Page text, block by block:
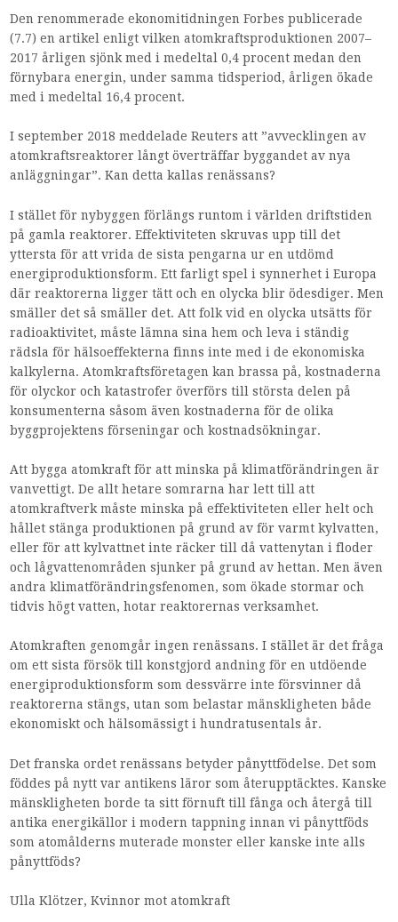
Den renommerade ekonomitidningen Forbes publicerade
(7.7) en artikel enligt vilken atomkraftsproduktionen 2007–
2017 årligen sjönk med i medeltal 0,4 procent medan den
förnybara energin, under samma tidsperiod, årligen ökade
med i medeltal 16,4 procent.
I september 2018 meddelade Reuters att ”avvecklingen av
atomkraftsreaktorer långt överträffar byggandet av nya
anläggningar”. Kan detta kallas renässans?
I stället för nybyggen förlängs runtom i världen driftstiden
på gamla reaktorer. Effektiviteten skruvas upp till det
yttersta för att vrida de sista pengarna ur en utdömd
energiproduktionsform. Ett farligt spel i synnerhet i Europa
där reaktorerna ligger tätt och en olycka blir ödesdiger. Men
smäller det så smäller det. Att folk vid en olycka utsätts för
radioaktivitet, måste lämna sina hem och leva i ständig
rädsla för hälsoeffekterna finns inte med i de ekonomiska
kalkylerna. Atomkraftsföretagen kan brassa på, kostnaderna
för olyckor och katastrofer överförs till största delen på
konsumenterna såsom även kostnaderna för de olika
byggprojektens förseningar och kostnadsökningar.
Att bygga atomkraft för att minska på klimatförändringen är
vanvettigt. De allt hetare somrarna har lett till att
atomkraftverk måste minska på effektiviteten eller helt och
hållet stänga produktionen på grund av för varmt kylvatten,
eller för att kylvattnet inte räcker till då vattenytan i floder
och lågvattenområden sjunker på grund av hettan. Men även
andra klimatförändringsfenomen, som ökade stormar och
tidvis högt vatten, hotar reaktorernas verksamhet.
Atomkraften genomgår ingen renässans. I stället är det fråga
om ett sista försök till konstgjord andning för en utdöende
energiproduktionsform som dessvärre inte försvinner då
reaktorerna stängs, utan som belastar mänskligheten både
ekonomiskt och hälsomässigt i hundratusentals år.
Det franska ordet renässans betyder pånyttfödelse. Det som
föddes på nytt var antikens läror som återupptäcktes. Kanske
mänskligheten borde ta sitt förnuft till fånga och återgå till
antika energikällor i modern tappning innan vi pånyttföds
som atomålderns muterade monster eller kanske inte alls
pånyttföds?
Ulla Klötzer, Kvinnor mot atomkraft